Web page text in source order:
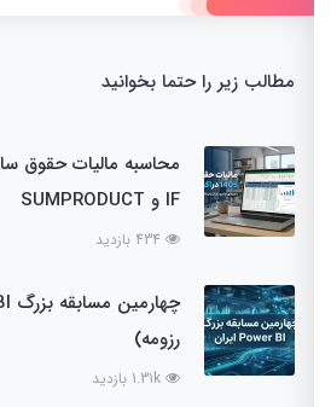
مطالب زیر را حتما بخوانید
434 بازدید
رزومه)
1.31k بازدید